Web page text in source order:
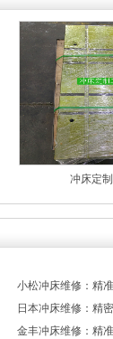
冲床定
小松冲床维修：精
日本冲床维修：精
金丰冲床维修：精